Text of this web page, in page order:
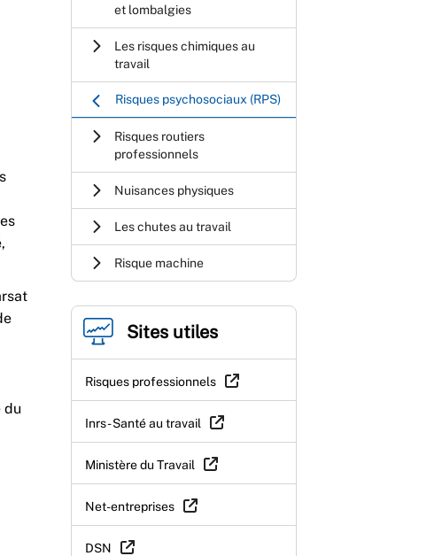
du
et lombalgies
Les risques chimiques au
travail
Risques psychosociaux (RPS)
Risques routiers
professionnels
Nuisances physiques
Les chutes au travail
Risque machine
Sites utiles
Risques professionnels
Inrs - Santé au travail
Ministère du Travail
Net-entreprises
DSN